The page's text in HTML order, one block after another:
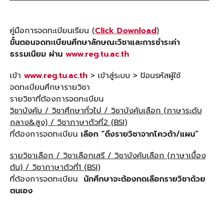
คู่มือการจดทะเบียนเรียน (Click Download)
ขั้นตอนจดทะเบียนศึกษาลักษณะวิชาและการชำระค่า
ธรรมเนียม ผ่าน www.reg.tu.ac.th
เข้า www.reg.tu.ac.th > เข้าสู่ระบบ > ป้อนรหัสผู้ใช้
จดทะเบียนศึกษารายวิชา
รายวิชาที่ต้องการจดทะเบียน
วิชาบังคับ / วิชาศึกษาทั่วไป / วิชาบังคับเลือก (ภาษาระดับ
กลาง&สูง) / วิชาภาษาตัวที่2 (BSI)
ที่ต้องการจดทะเบียน เลือก “ดึงรายวิชาจากโควต้า/แผน”
รายวิชาเลือก / วิชาเลือกเสรี / วิชาบังคับเลือก (ภาษาเบื้อง
ต้น) / วิชาภาษาตัวที่1 (BSI)
ที่ต้องการจดทะเบียน นักศึกษาจะต้องกดเลือกรายวิชาด้วย
ตนเอง